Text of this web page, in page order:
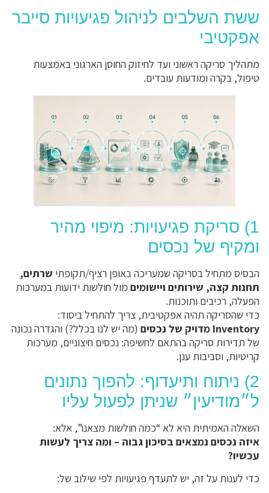
ששת השלבים לניהול פגיעויות סייבר
אפקטיבי
מתהליך סריקה ראשוני ועד לחיזוק החוסן הארגוני באמצעות
טיפול, בקרה ומודעות עובדים.
1) סריקת פגיעויות: מיפוי מהיר
ומקיף של נכסים
הבסיס מתחיל בסריקה שמעריכה באופן רציף/תקופתי שרתים,
תחנות קצה, שירותים ויישומים מול חולשות ידועות במערכות
הפעלה, רכיבים ותוכנות.
כדי שהסריקה תהיה אפקטיבית, צריך להתחיל ביסוד:
Inventory מדויק של נכסים
(מה יש לנו בכלל?) והגדרה נכונה
של תדירות סריקה בהתאם לחשיפה: נכסים חיצוניים, מערכות
קריטיות, וסביבות ענן.
2) ניתוח ותיעדוף: להפוך נתונים
ל״מודיעין״ שניתן לפעול עליו
השאלה האמיתית היא לא “כמה חולשות מצאנו”, אלא:
איזה נכסים נמצאים בסיכון גבוה – ומה צריך לעשות
עכשיו?
כדי לענות על זה, יש לתעדף פגיעויות לפי שילוב של: